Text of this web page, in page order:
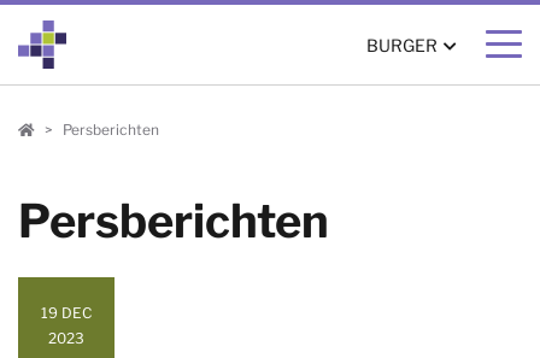
BURGER
BurgerPersberichten
Persberichten
19 DEC
2023